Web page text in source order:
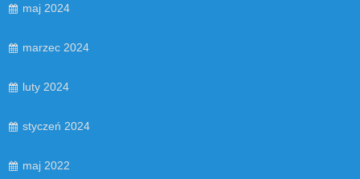
maj 2024
marzec 2024
luty 2024
styczeń 2024
maj 2022